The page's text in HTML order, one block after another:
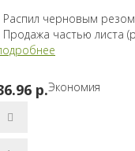
Распил черновым
Продажа частью листа
p.Экономия